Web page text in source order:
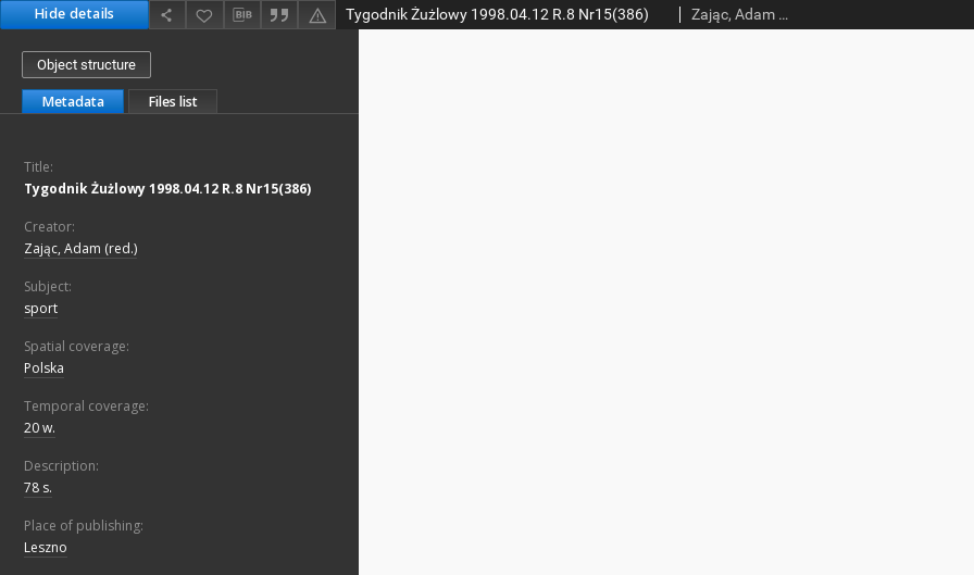
Hide details Tygodnik Żużlowy 1998.04.12 R.8 Nr15(386) Zając, Adam (red.)
Object structure
Metadata Files list
Title:
Tygodnik Żużlowy 1998.04.12 R.8 Nr15(386)
Creator:
Zając, Adam (red.)
Subject:
sport
Spatial coverage:
Polska
Temporal coverage:
20 w.
Description:
78 s.
Place of publishing:
Leszno